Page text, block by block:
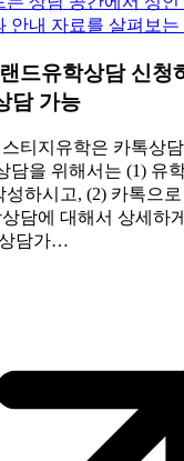
드유학상담 신청
담 가능
티지유학은 카톡상
담을 위해서는 (1) 유
성하시고, (2) 카톡으
담에 대해서 상세하
담가…